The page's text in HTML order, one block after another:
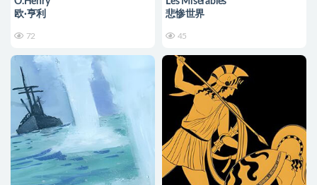
欧·亨利
72
悲惨世界
45